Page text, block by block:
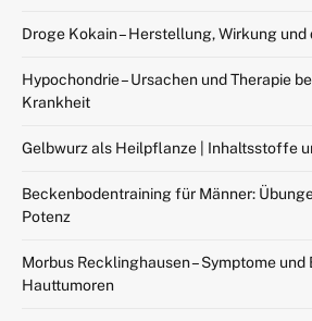
Droge Kokain – Herstellung, Wirkung
Hypochondrie – Ursachen und Therapie
Krankheit
Gelbwurz als Heilpflanze | Inhaltsstoffe
Beckenbodentraining für Männer:
Potenz
Morbus Recklinghausen – Symptome
Hauttumoren